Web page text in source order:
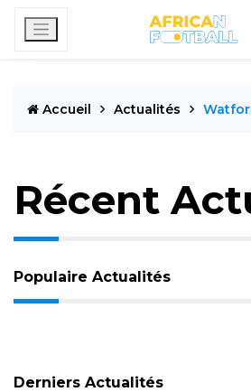
Accueil Actualités
Récent
Populaire Actualités
Derniers Actualités